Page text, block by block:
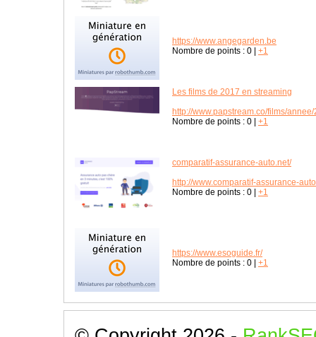
https://www.angegarden.be
Nombre de points : 0 +1
Les films de 2017 en streaming
http://www.papstream.co/films/
Nombre de points : 0 +1
comparatif-assurance-auto.net/
http://www.comparatif-assurance-
Nombre de points : 0 +1
https://www.esoguide.fr/
Nombre de points : 0 +1